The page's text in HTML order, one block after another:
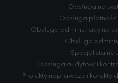
Obsługa na
Obsługa
Obsługa administracyjna
Obsługa
Specjalista na
Obsługa audytów i
Projekty naprawcze i korekty